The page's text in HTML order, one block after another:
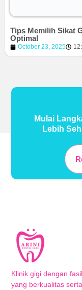
Tips Memilih Sikat
Optimal
October 23, 2025
Mulai
Lebih
Klinik gigi dengan
yang berkualitas